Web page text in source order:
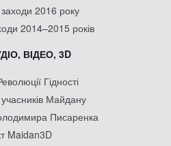
2016 року
2014–2015 років
ВІДЕО, 3D
Гідності
Майдану
Писаренка
Maidan3D